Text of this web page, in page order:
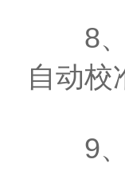
8、
自动校
9、